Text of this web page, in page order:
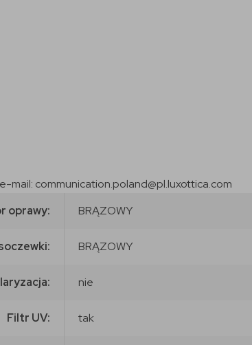
mail: communication.poland@pl.luxottica.com
oprawy:
BRĄZOWY
BRĄZOWY
nie
Filtr UV: tak